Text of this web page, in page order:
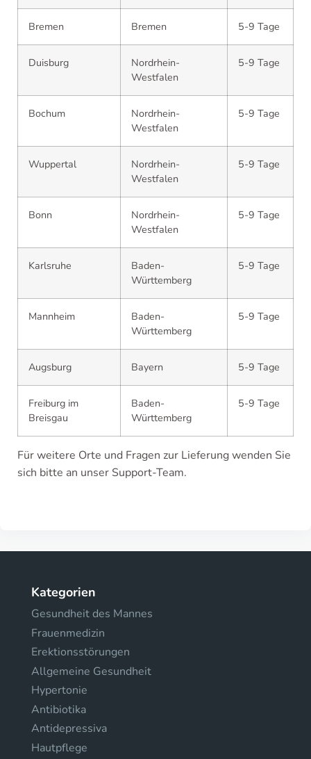
Bremen Bremen 5-9 Tage
Duisburg
Nordrhein-
Westfalen
5-9 Tage
Bochum
Nordrhein-
Westfalen
5-9 Tage
Wuppertal
Nordrhein-
Westfalen
5-9 Tage
Bonn
Nordrhein-
Westfalen
5-9 Tage
Karlsruhe
Baden-
Württemberg
5-9 Tage
Mannheim
Baden-
Württemberg
5-9 Tage
Augsburg Bayern 5-9 Tage
Freiburg im
Breisgau
Baden-
Württemberg
5-9 Tage
Für weitere Orte und Fragen zur Lieferung wenden Sie
sich bitte an unser Support-Team.
Kategorien
Gesundheit des Mannes
Frauenmedizin
Erektionsstörungen
Allgemeine Gesundheit
Hypertonie
Antibiotika
Antidepressiva
Hautpflege